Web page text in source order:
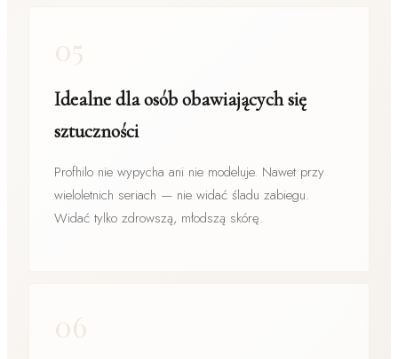
05
Idealne dla osób obawiających się
sztuczności
Profhilo nie wypycha ani nie modeluje. Nawet przy
wieloletnich seriach — nie widać śladu zabiegu.
Widać tylko zdrowszą, młodszą skórę.
06